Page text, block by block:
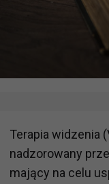
Terapia widzenia
nadzorowany
mający na celu